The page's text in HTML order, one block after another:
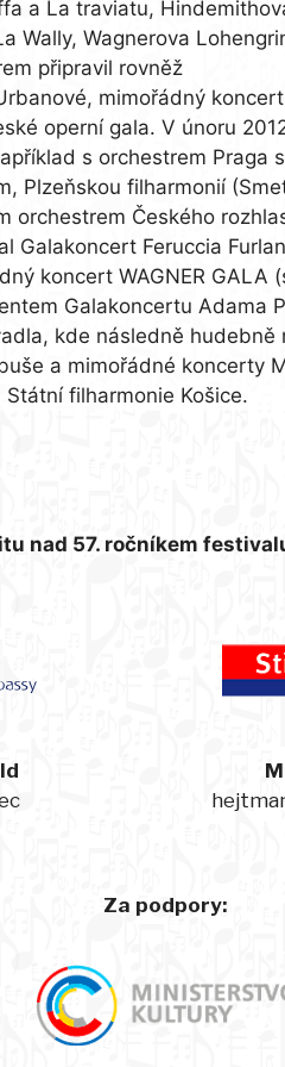
a La traviatu,
Wally, Wagnerova
připravil rovněž
mimořádný
operní gala. V únoru
s orchestrem
Plzeňskou filharmonií
Českého
Feruccia
koncert WAGNER
Galakoncertu Adama
kde následně
a mimořádné koncerty
filharmonie Košice.
nad 57. ročníkem
Za podpory: